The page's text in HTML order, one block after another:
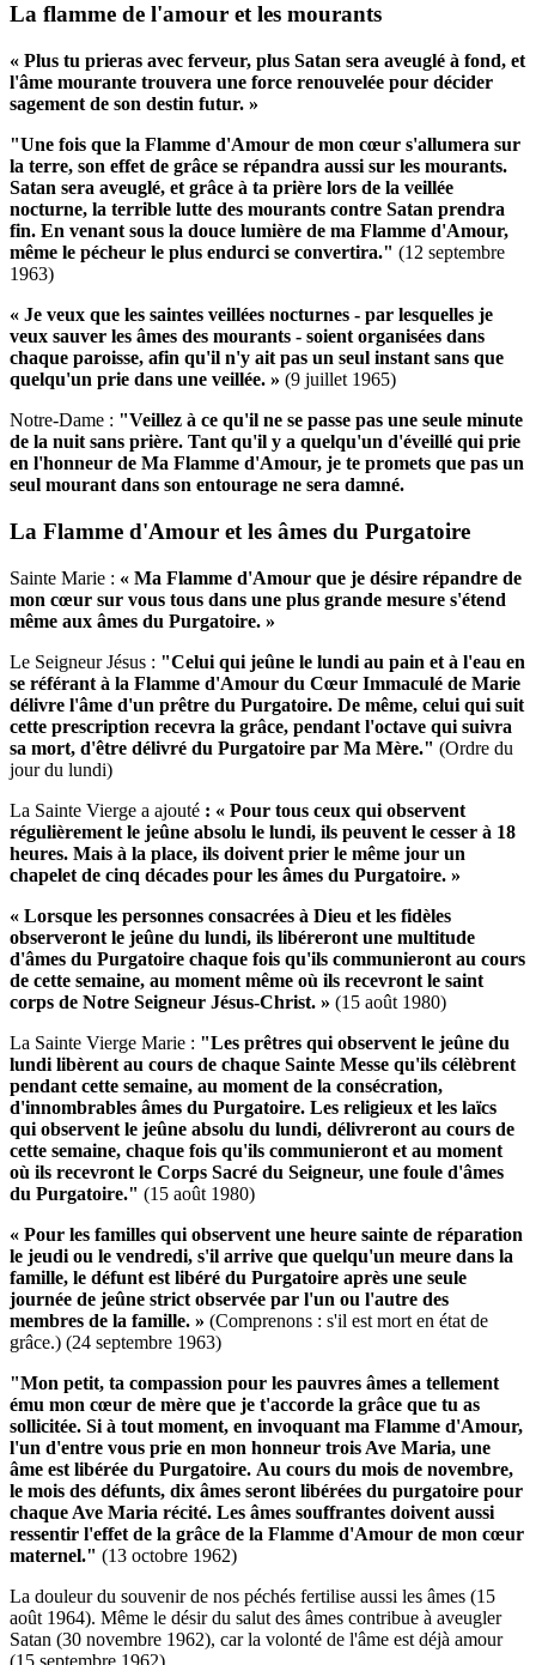
La flamme de l'amour et les mourants
« Plus tu prieras avec ferveur, plus Satan sera aveuglé à fond, et
l'âme mourante trouvera une force renouvelée pour décider
sagement de son destin futur. »
"Une fois que la Flamme d'Amour de mon cœur s'allumera sur
la terre, son effet de grâce se répandra aussi sur les mourants.
Satan sera aveuglé, et grâce à ta prière lors de la veillée
nocturne, la terrible lutte des mourants contre Satan prendra
fin. En venant sous la douce lumière de ma Flamme d'Amour,
même le pécheur le plus endurci se convertira." (12 septembre
1963)
« Je veux que les saintes veillées nocturnes - par lesquelles je
veux sauver les âmes des mourants - soient organisées dans
chaque paroisse, afin qu'il n'y ait pas un seul instant sans que
quelqu'un prie dans une veillée. » (9 juillet 1965)
Notre-Dame : "Veillez à ce qu'il ne se passe pas une seule minute
de la nuit sans prière. Tant qu'il y a quelqu'un d'éveillé qui prie
en l'honneur de Ma Flamme d'Amour, je te promets que pas un
seul mourant dans son entourage ne sera damné.
La Flamme d'Amour et les âmes du Purgatoire
Sainte Marie : « Ma Flamme d'Amour que je désire répandre de
mon cœur sur vous tous dans une plus grande mesure s'étend
même aux âmes du Purgatoire. »
Le Seigneur Jésus : "Celui qui jeûne le lundi au pain et à l'eau en
se référant à la Flamme d'Amour du Cœur Immaculé de Marie
délivre l'âme d'un prêtre du Purgatoire. De même, celui qui suit
cette prescription recevra la grâce, pendant l'octave qui suivra
sa mort, d'être délivré du Purgatoire par Ma Mère." (Ordre du
jour du lundi)
La Sainte Vierge a ajouté : « Pour tous ceux qui observent
régulièrement le jeûne absolu le lundi, ils peuvent le cesser à 18
heures. Mais à la place, ils doivent prier le même jour un
chapelet de cinq décades pour les âmes du Purgatoire. »
« Lorsque les personnes consacrées à Dieu et les fidèles
observeront le jeûne du lundi, ils libéreront une multitude
d'âmes du Purgatoire chaque fois qu'ils communieront au cours
de cette semaine, au moment même où ils recevront le saint
corps de Notre Seigneur Jésus-Christ. » (15 août 1980)
La Sainte Vierge Marie : "Les prêtres qui observent le jeûne du
lundi libèrent au cours de chaque Sainte Messe qu'ils célèbrent
pendant cette semaine, au moment de la consécration,
d'innombrables âmes du Purgatoire. Les religieux et les laïcs
qui observent le jeûne absolu du lundi, délivreront au cours de
cette semaine, chaque fois qu'ils communieront et au moment
où ils recevront le Corps Sacré du Seigneur, une foule d'âmes
du Purgatoire." (15 août 1980)
« Pour les familles qui observent une heure sainte de réparation
le jeudi ou le vendredi, s'il arrive que quelqu'un meure dans la
famille, le défunt est libéré du Purgatoire après une seule
journée de jeûne strict observée par l'un ou l'autre des
membres de la famille. » (Comprenons : s'il est mort en état de
grâce.) (24 septembre 1963)
"Mon petit, ta compassion pour les pauvres âmes a tellement
ému mon cœur de mère que je t'accorde la grâce que tu as
sollicitée. Si à tout moment, en invoquant ma Flamme d'Amour,
l'un d'entre vous prie en mon honneur trois Ave Maria, une
âme est libérée du Purgatoire. Au cours du mois de novembre,
le mois des défunts, dix âmes seront libérées du purgatoire pour
chaque Ave Maria récité. Les âmes souffrantes doivent aussi
ressentir l'effet de la grâce de la Flamme d'Amour de mon cœur
maternel." (13 octobre 1962)
La douleur du souvenir de nos péchés fertilise aussi les âmes (15
août 1964). Même le désir du salut des âmes contribue à aveugler
Satan (30 novembre 1962), car la volonté de l'âme est déjà amour
(15 septembre 1962).